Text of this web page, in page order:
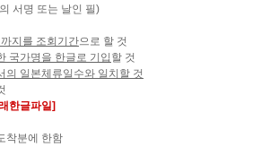
서명 또는 날인 필)
지를 조회기간으로 할 것
국가명을 한글로 기입 할 것
의 일본체류일수와 일치할 것
한글파일]
착분에 한함